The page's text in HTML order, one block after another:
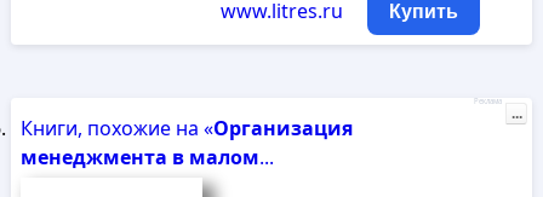
www.litres.ru Купить
Книги, похожие на «Организация
менеджмента в малом...
Реклама
...